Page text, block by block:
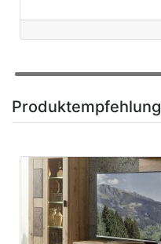
Produktempfehlung